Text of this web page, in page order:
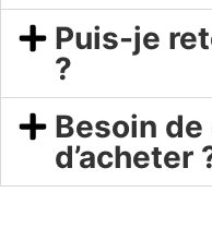
Puis-je
?
Besoin
d’acheter